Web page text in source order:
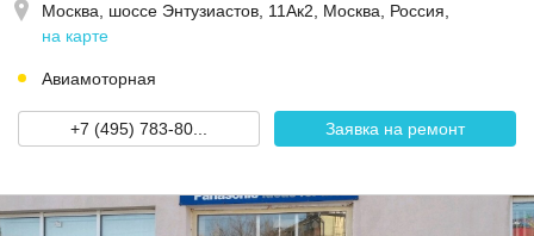
Москва, шоссе Энтузиастов, 11Ак2, Москва, Россия
на карте
Авиамоторная
+7 (495) 783-80... Заявка на ремонт